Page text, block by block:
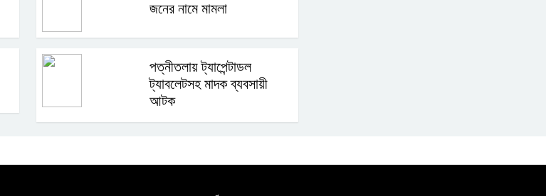
জনের নামে মামলা
পত্নীতলায় ট্যাপেন্টাডল
ট্যাবলেটসহ মাদক ব্যবসায়ী
আটক